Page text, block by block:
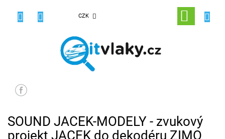
CZK
NÁKUPNÍ
KOŠÍK
SOUND JACEK-MODELY - zvukový
projekt JACEK do dekodéru ZIMO